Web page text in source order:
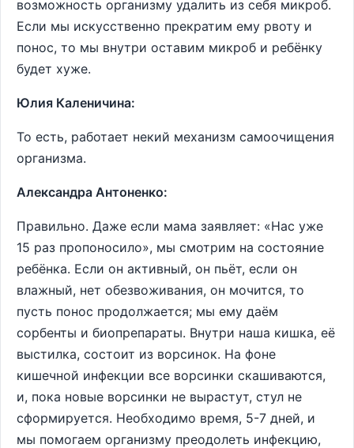
возможность организму удалить из себя микроб.
Если мы искусственно прекратим ему рвоту и
понос, то мы внутри оставим микроб и ребёнку
будет хуже.
Юлия Каленичина:
То есть, работает некий механизм самоочищения
организма.
Александра Антоненко:
Правильно. Даже если мама заявляет: «Нас уже
15 раз пропоносило», мы смотрим на состояние
ребёнка. Если он активный, он пьёт, если он
влажный, нет обезвоживания, он мочится, то
пусть понос продолжается; мы ему даём
сорбенты и биопрепараты. Внутри наша кишка, её
выстилка, состоит из ворсинок. На фоне
кишечной инфекции все ворсинки скашиваются,
и, пока новые ворсинки не вырастут, стул не
сформируется. Необходимо время, 5-7 дней, и
мы помогаем организму преодолеть инфекцию,